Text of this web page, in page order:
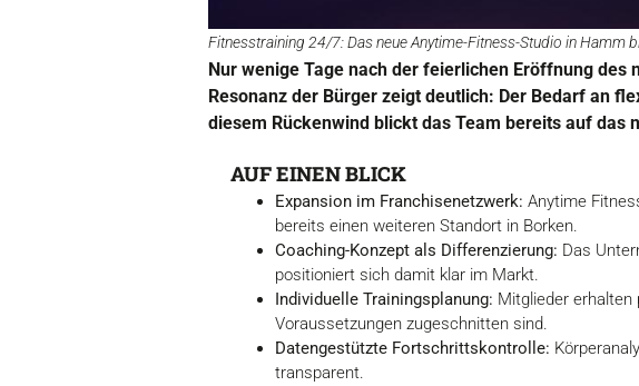
Fitnesstraining 24/7: Das neue Anytime-Fitness-Studio in Hamm
Nur wenige Tage nach der feierlichen Eröffnung
Resonanz der Bürger zeigt deutlich: Der Bedarf an
diesem Rückenwind blickt das Team bereits auf das
AUF EINEN BLICK
Expansion im Franchisenetzwerk: Anytime
bereits einen weiteren Standort in Borken.
Coaching-Konzept als Differenzierung: Das
positioniert sich damit klar im Markt.
Individuelle Trainingsplanung: Mitglieder erhalten
Voraussetzungen zugeschnitten sind.
Datengestützte Fortschrittskontrolle:
transparent.